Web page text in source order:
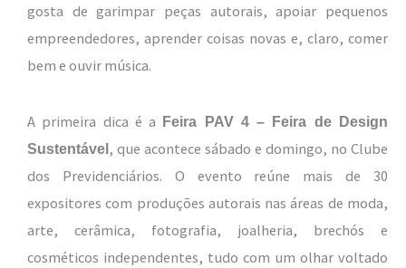
gosta de garimpar peças autorais, apoiar pequenos
empreendedores, aprender coisas novas e, claro, comer
bem e ouvir música.
A primeira dica é a
Feira PAV 4 – Feira de Design
Sustentável , que acontece sábado e domingo, no Clube
dos Previdenciários. O evento reúne mais de 30
expositores com produções autorais nas áreas de moda,
arte, cerâmica, fotografia, joalheria, brechós e
cosméticos independentes, tudo com um olhar voltado